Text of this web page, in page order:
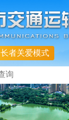
长者关爱模式